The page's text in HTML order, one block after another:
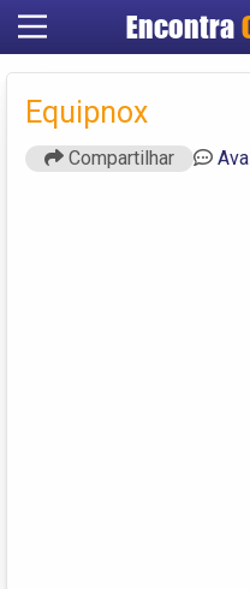
Encontra
Equipnox
Compartilhar